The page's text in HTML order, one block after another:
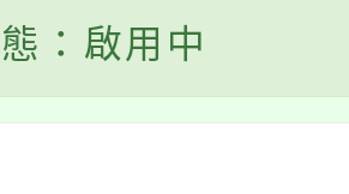
：啟用中